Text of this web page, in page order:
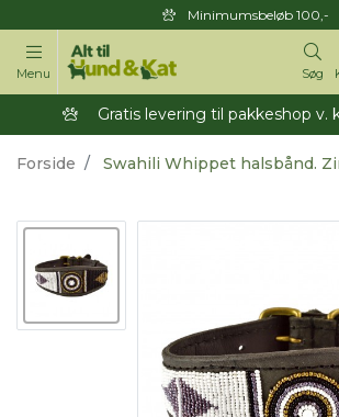
Minimumsbeløb 100,-
Menu Søg
Gratis levering til pakkeshop v.
Forside Swahili Whippet halsbånd.